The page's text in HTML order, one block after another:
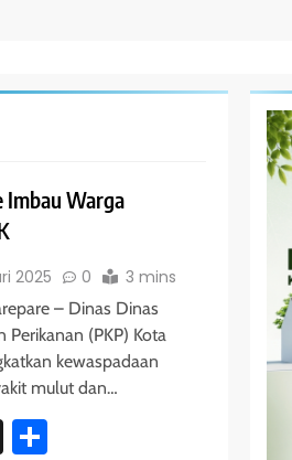
Imbau Warga
2025 0 3 mins
– Dinas Dinas
Perikanan (PKP) Kota
kewaspadaan
mulut dan…
X Share